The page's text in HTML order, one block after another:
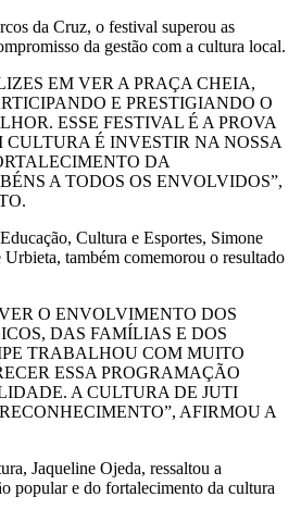
da Cruz, o festival superou as
da gestão com a cultura local.
EM VER A PRAÇA CHEIA,
E PRESTIGIANDO O
ESSE FESTIVAL É A PROVA
É INVESTIR NA NOSSA
DA
A TODOS OS ENVOLVIDOS”,
Cultura e Esportes, Simone
também comemorou o resultado
O ENVOLVIMENTO DOS
DAS FAMÍLIAS E DOS
TRABALHOU COM MUITO
ESSA PROGRAMAÇÃO
A CULTURA DE JUTI
AFIRMOU A
Jaqueline Ojeda, ressaltou a
popular e do fortalecimento da cultura